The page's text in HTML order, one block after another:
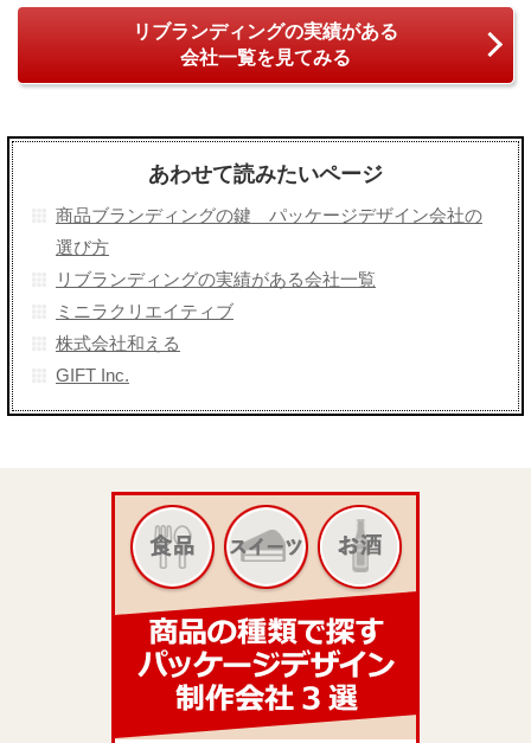
リブランディングの実績がある
会社一覧を見てみる
あわせて読みたいページ
商品ブランディングの鍵 パッケージデザイン会社の
選び方
リブランディングの実績がある会社一覧
ミニラクリエイティブ
株式会社和える
GIFT Inc.